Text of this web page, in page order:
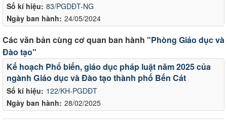
Số kí hiệu: 83/PGDĐT-NG
Ngày ban hành: 24/05/2024
Các văn bản cùng cơ quan ban hành "Phòng Giáo dục và
Đào tạo"
Số kí hiệu: 122/KH-PGDĐT
Ngày ban hành: 28/02/2025
Kế hoạch Phổ biến, giáo dục pháp luật năm 2025 của
ngành Giáo dục và Đào tạo thành phố Bến Cát